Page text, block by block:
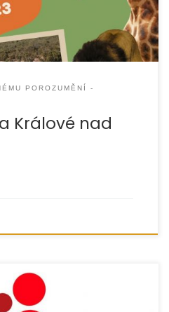
POROZUMĚNÍ -
Králové nad